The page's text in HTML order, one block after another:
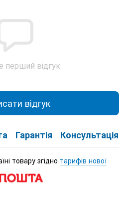
перший відгук
відгук
Гарантія Консультація
товару згідно тарифів нової